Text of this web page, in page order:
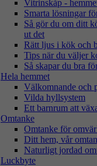
Vitrinskåp -
Smarta lösningar
Så gör du om ditt
ut det
Rätt ljus i kök och
Tips när du väljer
Så skapar du bra
Hela hemmet
Välkomnande och
Vilda hyllsystem
Ett barnrum att
Omtanke
Omtanke för
Ditt hem, vår
Naturligt jordad
Luckbyte